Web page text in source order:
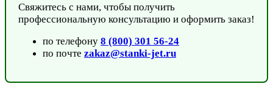
Свяжитесь с нами, чтобы получить
профессиональную консультацию и оформить заказ!
по телефону 8 (800) 301 56-24
по почте zakaz@stanki-jet.ru